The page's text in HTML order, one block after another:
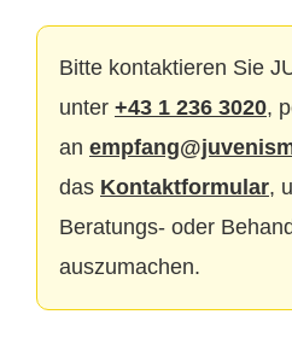
Bitte kontaktieren Sie
unter +43 1 236 3020,
an
das Kontaktformular,
Beratungs- oder
auszumachen.